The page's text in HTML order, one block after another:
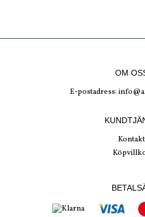
OM
E-postadress:
Kontakt